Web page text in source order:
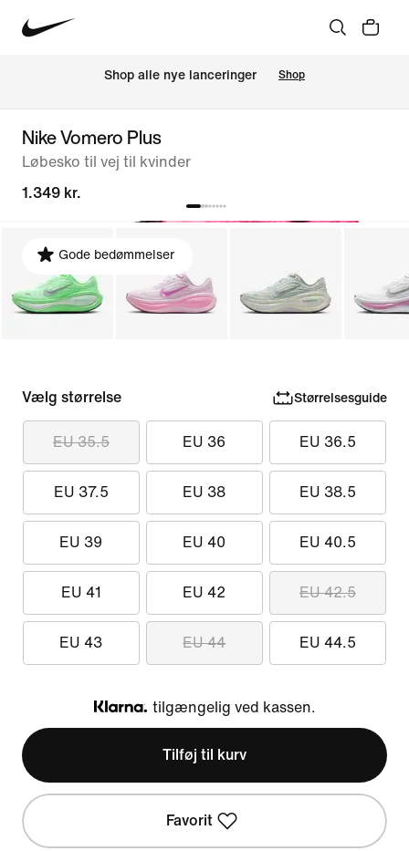
Shop alle nye lanceringer Shop
Nike Vomero Plus
Løbesko til vej til kvinder
1.349 kr.
Gode bedømmelser
Vælg størrelse Størrelsesguide
EU 35.5 EU 36 EU 36.5
EU 37.5 EU 38 EU 38.5
EU 39 EU 40 EU 40.5
EU 41 EU 42 EU 42.5
EU 43 EU 44 EU 44.5
Klarna
tilgængelig ved kassen.
Tilføj til kurv
Favorit